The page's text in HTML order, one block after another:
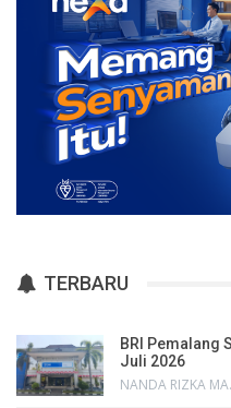
TERBARU
BRI Pemalang
Juli 2026